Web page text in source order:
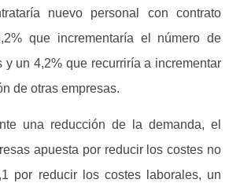
nuevo personal con contrato
que incrementaría el número de
y un 4,2% que recurriría a incrementar
de otras empresas.
una reducción de la demanda, el
apuesta por reducir los costes no
por reducir los costes laborales, un